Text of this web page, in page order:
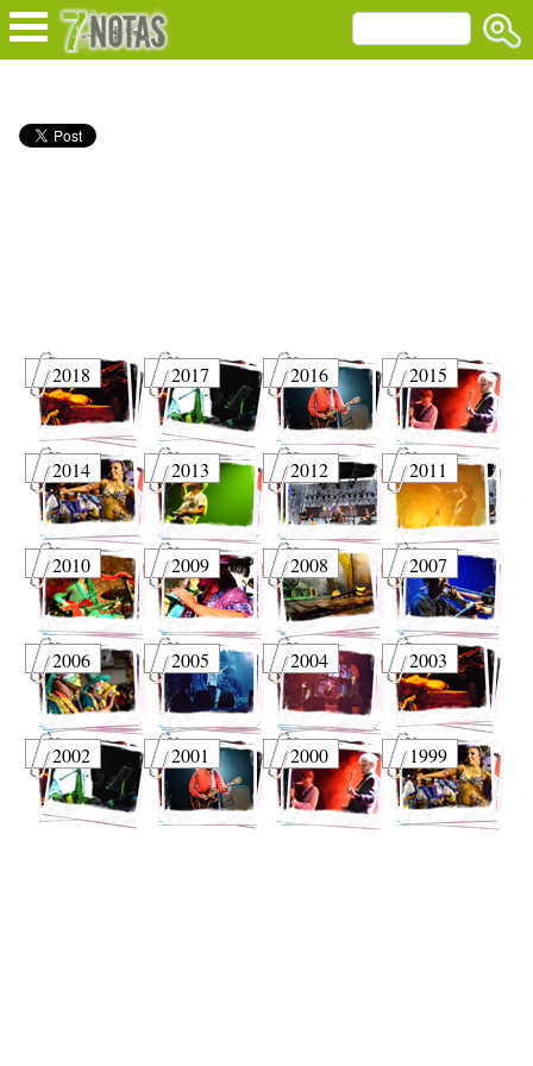
2018 2017 2016 2015
2014 2013 2012 2011
2010 2009 2008 2007
2006 2005 2004 2003
2002 2001 2000 1999